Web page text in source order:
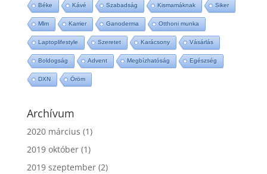
Béke Kávé Szabadság Kismamáknak Siker
Mlm Karrier Ganoderma Otthoni munka
Laptoplifestyle Szeretet Karácsony Vásárlás
Boldogság Advent Megbízhatóság Egészség
DXN Öröm
Archívum
2020 március (1)
2019 október(1)
2019 szeptember(2)